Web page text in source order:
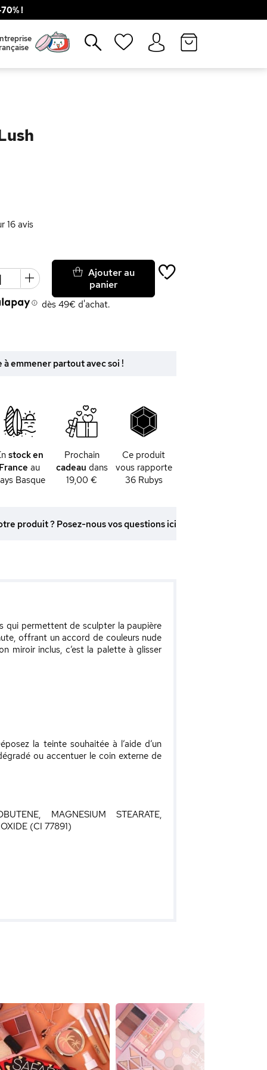
!
16avis
dès 49€ d'achat.
Ajouter au
panier
emmener partout avec soi !
stock en
France au
Basque
Prochain
cadeau dans
19,00 €
Ce produit
vous rapporte
36Rubys
produit ? Posez-nous vos questions ici
qui permettent de sculpter la paupière
offrant un accord de couleurs nude
miroir inclus, c’est la palette à glisser
la teinte souhaitée à l’aide d’un
ou accentuer le coin externe de
MAGNESIUM STEARATE,
(CI 77891)